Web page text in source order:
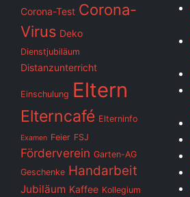
Corona-Test Corona-
Virus Deko
Dienstjubiläum
Distanzunterricht
Einschulung Eltern
Elterncafé Elterninfo
Examen Feier FSJ
Förderverein Garten-AG
Geschenke Handarbeit
Jubiläum Kaffee Kollegium